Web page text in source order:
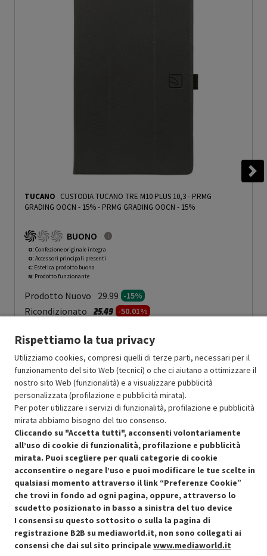
TUCANO CUSTODIA TUCANO TRE M10 PLUS 10,3 - PRMG
GRADING OOCN - 15%- PRMG GRADING OOCN - 15%
BUONO
O: Confezione originale integra
O: Accessori principali presenti
C: Estetica prodotto buona
N: Prodotto funzionante
Prodotto Nuovo 29.99 -15%
Ricondizionato Prezzo ridotto da
25.49a-50.01%
Aggiungi al carrello
SCONTO RICONDIZIONATI
Approfitta dello sconto del 50% sul prodotto ricondizionato.
Condizioni generali di vendita
Cookie Policy
Recedere dal contratto qui
Rispettiamo la tua privacy
Utilizziamo cookies, compresi quelli di terze parti, necessari per il
funzionamento del sito Web (tecnici) o che ci aiutano a ottimizzare il
nostro sito Web (funzionalità) e a visualizzare pubblicità
personalizzata (profilazione e pubblicità mirata).
Per poter utilizzare i servizi di funzionalità, profilazione e pubblicità
mirata abbiamo bisogno del tuo consenso.
Cliccando su "Accetta tutti", acconsenti volontariamente
all’uso di cookie di funzionalità, profilazione e pubblicità
mirata. Puoi scegliere per quali categorie di cookie
acconsentire o negare l’uso e puoi modificare le tue scelte in
qualsiasi momento attraverso il link “Preferenze Cookie”
che trovi in fondo ad ogni pagina, oppure, attraverso lo
scudetto posizionato in basso a sinistra del tuo device
I consensi su questo sottosito o sulla la pagina di
registrazione B2B su mediaworld.it, non sono collegati ai
consensi che dai sul sito principale www.mediaworld.it